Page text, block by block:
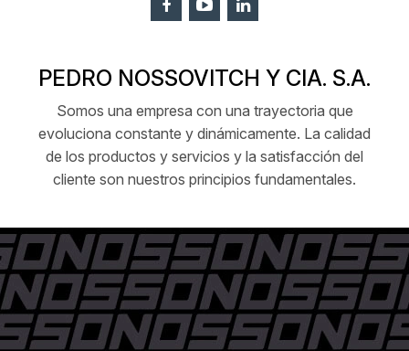
PEDRO NOSSOVITCH Y CIA. S.A.
Somos una empresa con una trayectoria que
evoluciona constante y dinámicamente. La calidad
de los productos y servicios y la satisfacción del
cliente son nuestros principios fundamentales.